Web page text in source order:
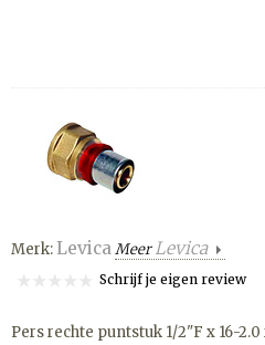
Merk: LevicaMeerLevica
Schrijf je eigen review
Pers rechte puntstuk 1/2"F x 16-